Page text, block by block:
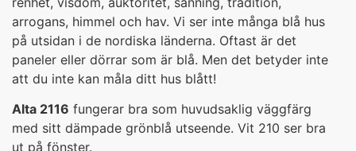
arrogans, himmel och hav. Vi ser inte många blå hus
på utsidan i de nordiska länderna. Oftast är det
paneler eller dörrar som är blå. Men det betyder inte
att du inte kan måla ditt hus blått!
Alta 2116 fungerar bra som huvudsaklig väggfärg
med sitt dämpade grönblå utseende. Vit 210 ser bra
ut på fönster.